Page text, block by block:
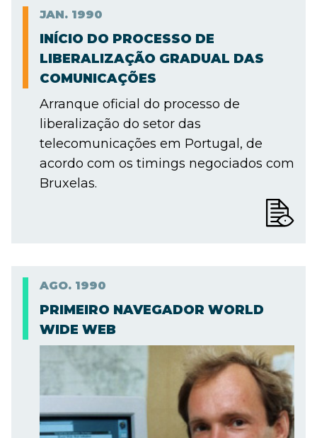
JAN. 1990
INÍCIO DO PROCESSO DE
LIBERALIZAÇÃO GRADUAL DAS
COMUNICAÇÕES
Arranque oficial do processo de
liberalização do setor das
telecomunicações em Portugal, de
acordo com os timings negociados com
Bruxelas.
AGO. 1990
PRIMEIRO NAVEGADOR WORLD
WIDE WEB